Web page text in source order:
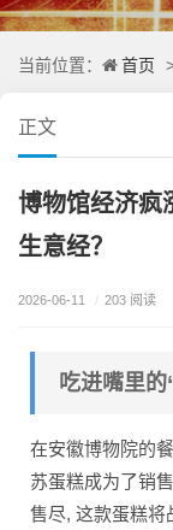
当前位置： 首页
正文
博物馆经济疯
生意经？
2026-06-11 / 203 阅读
吃进嘴里
在安徽博物院的
苏蛋糕成为了销
售尽, 这款蛋糕将